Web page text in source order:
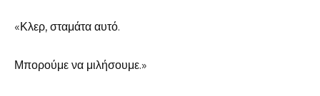
«Κλερ, σταμάτα αυτό.
Μπορούμε να μιλήσουμε.»